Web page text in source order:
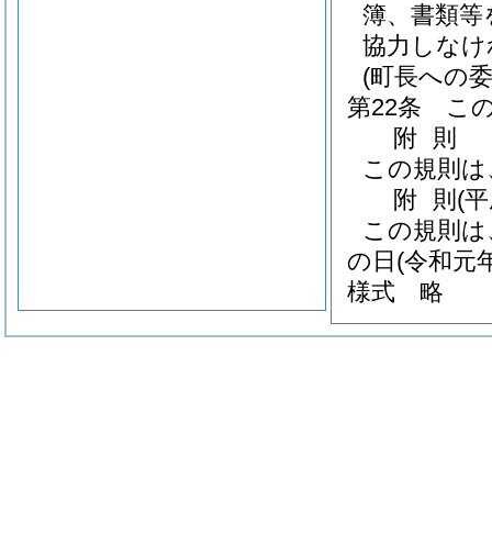
簿、書類
協力しな
(町長への
第22条
こ
附 則
この規則
附 則 (
この規則
の日 (令和元
様式 略